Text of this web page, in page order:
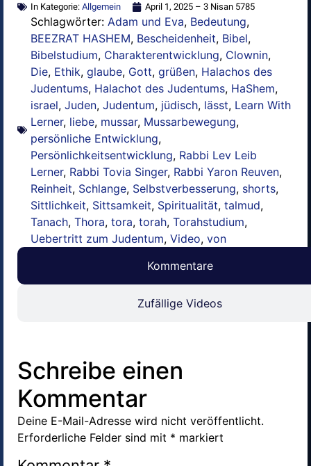
In Kategorie: Allgemein April 1, 2025 – 3 Nisan 5785
Schlagwörter: Adam und Eva, Bedeutung,
BEEZRAT HASHEM, Bescheidenheit, Bibel,
Bibelstudium, Charakterentwicklung, Clownin,
Die, Ethik, glaube, Gott, grüßen, Halachos des
Judentums, Halachot des Judentums, HaShem,
israel, Juden, Judentum, jüdisch, lässt, Learn With
Lerner, liebe, mussar, Mussarbewegung,
persönliche Entwicklung,
Persönlichkeitsentwicklung, Rabbi Lev Leib
Lerner, Rabbi Tovia Singer, Rabbi Yaron Reuven,
Reinheit, Schlange, Selbstverbesserung, shorts,
Sittlichkeit, Sittsamkeit, Spiritualität, talmud,
Tanach, Thora, tora, torah, Torahstudium,
Uebertritt zum Judentum, Video, von
Kommentare
Zufällige Videos
Schreibe einen
Kommentar
Deine E-Mail-Adresse wird nicht veröffentlicht.
Erforderliche Felder sind mit * markiert